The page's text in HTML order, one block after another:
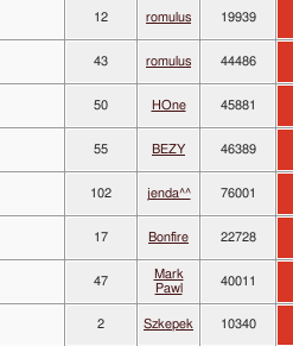
12 romulus 19939
43 romulus 44486
50 HOne 45881
55 BEZY 46389
102 jenda^^ 76001
17 Bonfire 22728
47
Mark
Pawl
40011
2 Szkepek 10340